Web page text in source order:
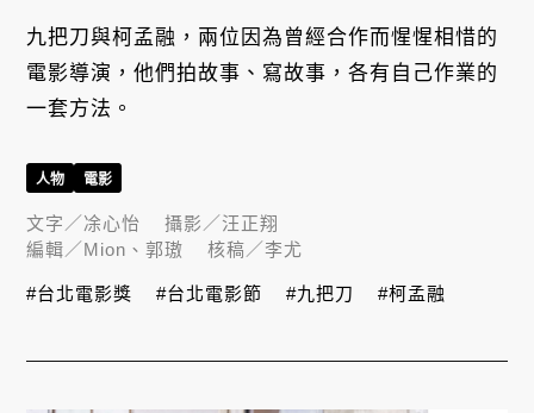
九把刀與柯孟融，兩位因為曾經合作而惺惺相惜的
電影導演，他們拍故事、寫故事，各有自己作業的
一套方法。
人物 電影
文字／凃心怡 攝影／汪正翔
編輯／Mion、郭璈 核稿／李尤
#台北電影獎 #台北電影節 #九把刀 #柯孟融